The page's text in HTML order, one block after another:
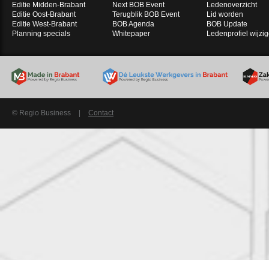
Editie Midden-Brabant
Editie Oost-Brabant
Editie West-Brabant
Planning specials
Next BOB Event
Terugblik BOB Event
BOB Agenda
Whitepaper
Ledenoverzicht
Lid worden
BOB Update
Ledenprofiel
© Regio Business Contact